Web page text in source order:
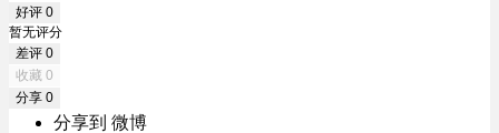
好评 0
暂无评分
差评 0
收藏 0
分享 0
分享到 微博